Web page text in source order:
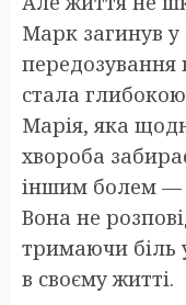
Марк загинув у
передозування
стала
Марія, яка
хвороба
іншим болем —
Вона не
тримаючи біль
в своєму житті.